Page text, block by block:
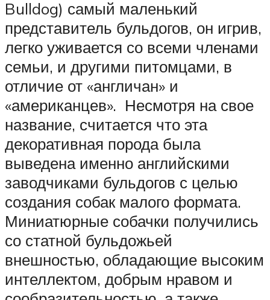
Bulldog) самый маленький
представитель бульдогов, он игрив,
легко уживается со всеми членами
семьи, и другими питомцами, в
отличие от «англичан» и
«американцев». Несмотря на свое
название, считается что эта
декоративная порода была
выведена именно английскими
заводчиками бульдогов с целью
создания собак малого формата.
Миниатюрные собачки получились
со статной бульдожьей
внешностью, обладающие высоким
интеллектом, добрым нравом и